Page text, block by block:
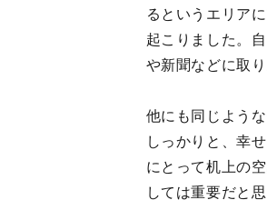
るというエリア
起こりました。
や新聞などに取
他にも同じよう
しっかりと、幸
にとって机上の
しては重要だと